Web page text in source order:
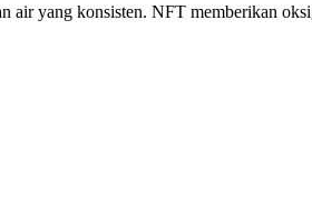
air yang konsisten. NFT memberikan